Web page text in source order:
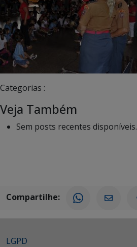
Categorias :
Veja Também
Sem posts recentes disponíveis.
Compartilhe:
LGPD